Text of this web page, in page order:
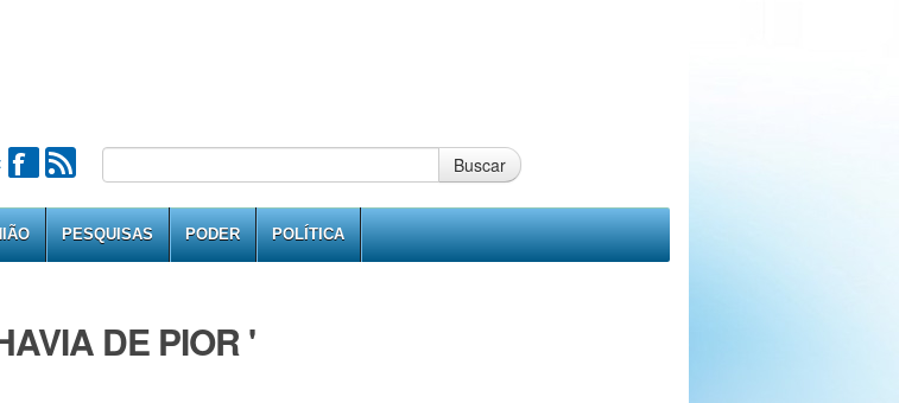
Buscar
PESQUISAS PODER POLÍTICA
DE PIOR '